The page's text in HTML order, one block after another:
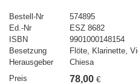
Bestell-Nr
574895
Ed.-Nr
ESZ 8682
ISBN
9901000148154
Besetzung
Flöte, Klarinette,
Herausgeber
Chiesa
Preis
78,00 €